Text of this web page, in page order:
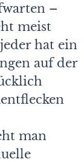
–
meist
hat ein
auf der
man